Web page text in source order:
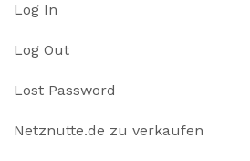
Log In
Log Out
Lost Password
Netznutte.de zu verkaufen